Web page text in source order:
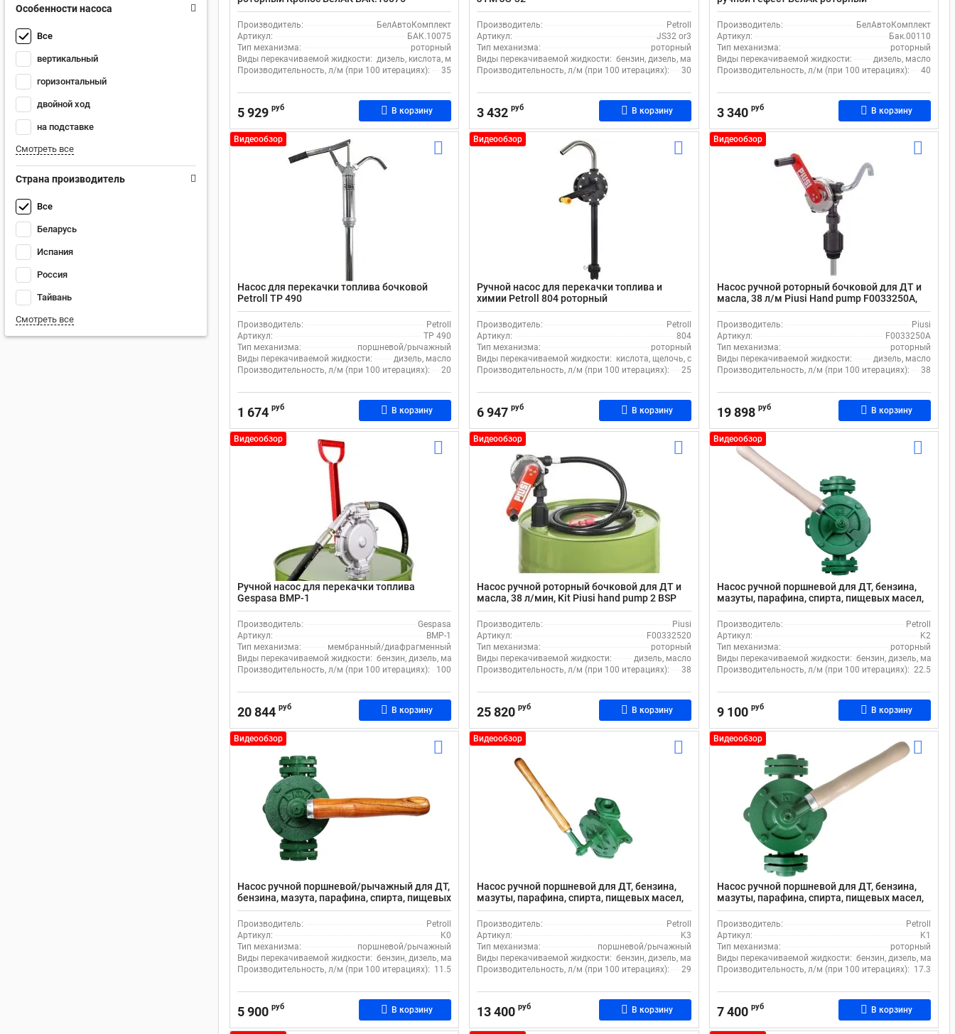
Особенности насоса
Все
вертикальный
горизонтальный
двойной ход
на подставке
Смотреть все
Страна производитель
Все
Беларусь
Испания
Россия
Тайвань
Смотреть все
Производитель:
БелАвтоКомплект
Артикул:
БАК.10075
Тип механизма:
роторный
Виды перекачиваемой жидкости: дизель, кислота, масло, щелочь, спирт
Производительность, л/м (при 100 итерациях):
35
5 929 руб В корзину
Производитель:
Petroll
Артикул:
JS32 or3
Тип механизма:
роторный
Виды перекачиваемой жидкости: бензин, дизель, масло
Производительность, л/м (при 100 итерациях):
30
3 432 руб В корзину
Производитель:
БелАвтоКомплект
Артикул:
Бак.00110
Тип механизма:
роторный
Виды перекачиваемой жидкости:
дизель, масло
Производительность, л/м (при 100 итерациях):
40
3 340 руб В корзину
Видеообзор
Насос для перекачки топлива бочковой
Petroll ТР 490
Производитель:
Petroll
Артикул:
ТР 490
Тип механизма:
поршневой/рычажный
Виды перекачиваемой жидкости:
дизель, масло
Производительность, л/м (при 100 итерациях):
20
1 674 руб В корзину
Видеообзор
Ручной насос для перекачки топлива и
химии Petroll 804 роторный
Производитель:
Petroll
Артикул:
804
Тип механизма:
роторный
Виды перекачиваемой жидкости: кислота, щелочь, спирт
Производительность, л/м (при 100 итерациях):
25
6 947 руб В корзину
Видеообзор
Насос ручной роторный бочковой для ДТ и
масла, 38 л/м Piusi Hand pump F0033250A,
нержавейка, 2 BSP
Производитель:
Piusi
Артикул:
F0033250A
Тип механизма:
роторный
Виды перекачиваемой жидкости:
дизель, масло
Производительность, л/м (при 100 итерациях):
38
19 898 руб В корзину
Видеообзор
Ручной насос для перекачки топлива
Gespasa BMP-1
Производитель:
Gespasa
Артикул:
BMP-1
Тип механизма:
мембранный/диафрагменный
Виды перекачиваемой жидкости: бензин, дизель, масло
Производительность, л/м (при 100 итерациях):
100
20 844 руб В корзину
Видеообзор
Насос ручной роторный бочковой для ДТ и
масла, 38 л/мин, Kit Piusi hand pump 2 BSP
with hose F00332520, нержавейка, рукав 3 м
Производитель:
Piusi
Артикул:
F00332520
Тип механизма:
роторный
Виды перекачиваемой жидкости:
дизель, масло
Производительность, л/м (при 100 итерациях):
38
25 820 руб В корзину
Видеообзор
Насос ручной поршневой для ДТ, бензина,
мазуты, парафина, спирта, пищевых масел,
22.5 л/м, Petroll JYM K2, чугун/латунь,
зеленый
Производитель:
Petroll
Артикул:
K2
Тип механизма:
роторный
Виды перекачиваемой жидкости: бензин, дизель, масло,
Производительность, л/м (при 100 итерациях): 22.5
9 100 руб В корзину
Видеообзор
Насос ручной поршневой/рычажный для ДТ,
бензина, мазута, парафина, спирта, пищевых
масел, 11.5 л/м, Petroll K0, чугун, зеленый
Производитель:
Petroll
Артикул:
K0
Тип механизма:
поршневой/рычажный
Виды перекачиваемой жидкости: бензин, дизель, масло, мазут. битумная эмульсия, спирт
Производительность, л/м (при 100 итерациях): 11.5
5 900 руб В корзину
Видеообзор
Насос ручной поршневой для ДТ, бензина,
мазуты, парафина, спирта, пищевых масел,
29 л/м, Petroll JYM K3, чугун/латунь,
зеленый
Производитель:
Petroll
Артикул:
K3
Тип механизма:
поршневой/рычажный
Виды перекачиваемой жидкости: бензин, дизель, масло, мазут. битумная эмульсия, спирт
Производительность, л/м (при 100 итерациях):
29
13 400 руб В корзину
Видеообзор
Насос ручной поршневой для ДТ, бензина,
мазуты, парафина, спирта, пищевых масел,
17.3 л/м, Petroll JYM K1, чугун/латунь,
зеленый
Производитель:
Petroll
Артикул:
K1
Тип механизма:
роторный
Виды перекачиваемой жидкости: бензин, дизель, масло,
Производительность, л/м (при 100 итерациях): 17.3
7 400 руб В корзину